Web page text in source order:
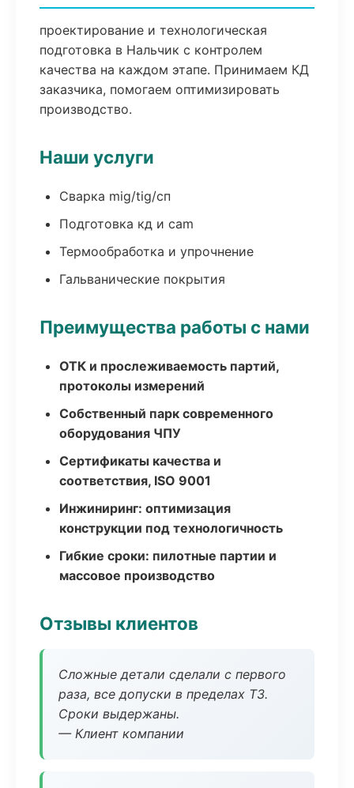
проектирование и технологическая
подготовка в Нальчик с контролем
качества на каждом этапе. Принимаем КД
заказчика, помогаем оптимизировать
производство.
Наши услуги
Сварка mig/tig/сп
Подготовка кд и cam
Термообработка и упрочнение
Гальванические покрытия
Преимущества работы с нами
ОТК и прослеживаемость партий,
протоколы измерений
Собственный парк современного
оборудования ЧПУ
Сертификаты качества и
соответствия, ISO 9001
Инжиниринг: оптимизация
конструкции под технологичность
Гибкие сроки: пилотные партии и
массовое производство
Отзывы клиентов
Сложные детали сделали с первого
раза, все допуски в пределах ТЗ.
Сроки выдержаны.
— Клиент компании